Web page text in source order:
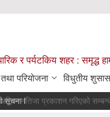
र पर्यटकिय शहर : समृद्ध
परियोजना विधुतीय
र सामाजिक परिचालकहरुको अन्तिम नतिजा प्रकाशन गरिएको